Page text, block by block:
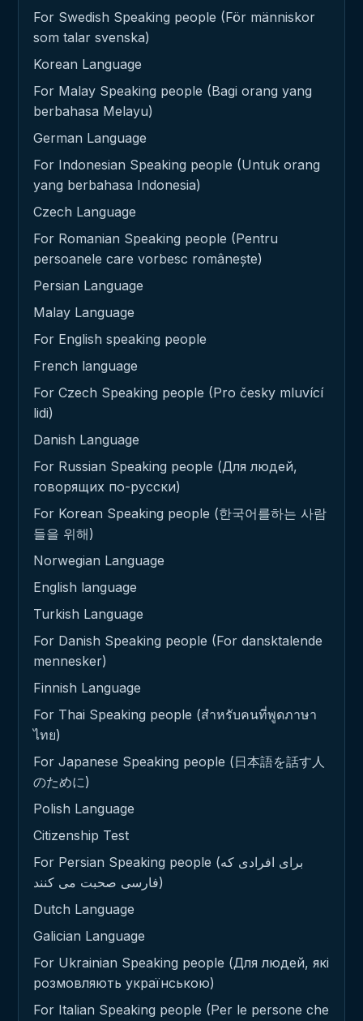
For Swedish Speaking people (För människor
som talar svenska)
Korean Language
For Malay Speaking people (Bagi orang yang
berbahasa Melayu)
German Language
For Indonesian Speaking people (Untuk orang
yang berbahasa Indonesia)
Czech Language
For Romanian Speaking people (Pentru
persoanele care vorbesc românește)
Persian Language
Malay Language
For English speaking people
French language
For Czech Speaking people (Pro česky mluvící
lidi)
Danish Language
For Russian Speaking people (Для людей,
говорящих по-русски)
For Korean Speaking people (한국어를하는 사람
들을 위해)
Norwegian Language
English language
Turkish Language
For Danish Speaking people (For dansktalende
mennesker)
Finnish Language
For Thai Speaking people (สำหรับคนที่พูดภาษา
ไทย)
For Japanese Speaking people (日本語を話す人
のために)
Polish Language
Citizenship Test
For Persian Speaking people (برای افرادی که
فارسی صحبت می کنند)
Dutch Language
Galician Language
For Ukrainian Speaking people (Для людей, які
розмовляють українською)
For Italian Speaking people (Per le persone che